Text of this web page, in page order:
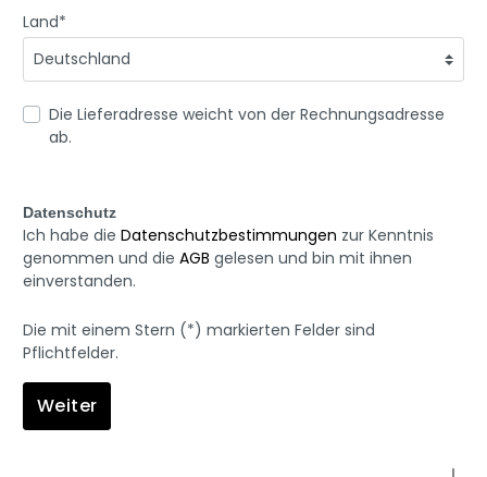
Land*
Die Lieferadresse weicht von der Rechnungsadresse
ab.
Datenschutz
Ich habe die Datenschutzbestimmungen zur Kenntnis
genommen und die AGB gelesen und bin mit ihnen
einverstanden.
Die mit einem Stern (*) markierten Felder sind
Pflichtfelder.
Weiter